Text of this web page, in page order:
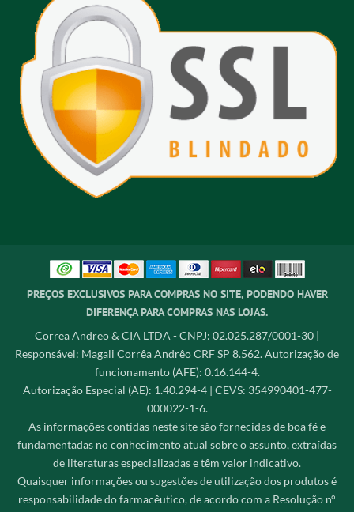
PREÇOS EXCLUSIVOS PARA COMPRAS NO SITE, PODENDO HAVER
DIFERENÇA PARA COMPRAS NAS LOJAS.
Correa Andreo & CIA LTDA - CNPJ: 02.025.287/0001-30 |
Responsável: Magali Corrêa Andrêo CRF SP 8.562. Autorização de
funcionamento (AFE): 0.16.144-4.
Autorização Especial (AE): 1.40.294-4 | CEVS: 354990401-477-
000022-1-6.
As informações contidas neste site são fornecidas de boa fé e
fundamentadas no conhecimento atual sobre o assunto, extraídas
de literaturas especializadas e têm valor indicativo.
Quaisquer informações ou sugestões de utilização dos produtos é
responsabilidade do farmacêutico, de acordo com a Resolução n°